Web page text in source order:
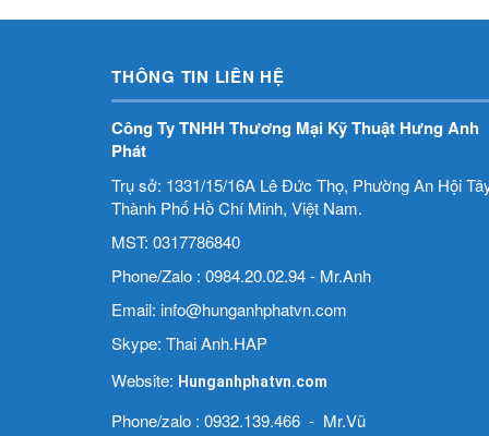
THÔNG TIN LIÊN HỆ
Công Ty TNHH Thương Mại Kỹ Thuật Hưng Anh
Phát
Trụ sở: 1331/15/16A Lê Đức Thọ, Phường An Hội
Thành Phố Hồ Chí Minh, Việt Nam.
MST: 0317786840
Phone/Zalo : 0984.20.02.94 - Mr.Anh
Email: info@hunganhphatvn.com
Skype: Thai Anh.HAP
Website: Hunganhphatvn.com
Phone/zalo : 0932.139.466 - Mr.Vũ